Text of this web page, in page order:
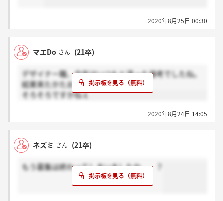
2020年8月25日 00:30
マエDo さん (21卒)
デザイナー職、今年はいつもと違った選考でしたね。
結果来たかたおられますか？
そろそろですかねぇ
2020年8月24日 14:05
ネズミ さん (21卒)
もう募集は終わってしまいましたか、、？